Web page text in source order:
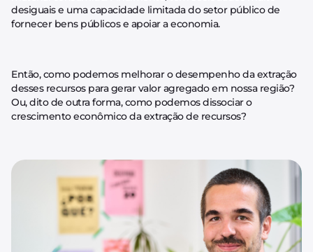
desiguais e uma capacidade limitada do setor público de
fornecer bens públicos e apoiar a economia.
Então, como podemos melhorar o desempenho da extração
desses recursos para gerar valor agregado em nossa região?
Ou, dito de outra forma, como podemos dissociar o
crescimento econômico da extração de recursos?